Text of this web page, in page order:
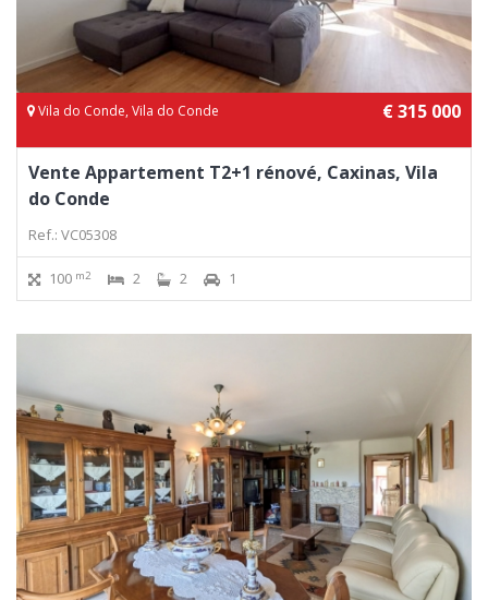
Vila do Conde, Vila do Conde € 315 000
Vente Appartement T2+1 rénové, Caxinas, Vila
do Conde
Ref.: VC05308
100 m2 2 2 1